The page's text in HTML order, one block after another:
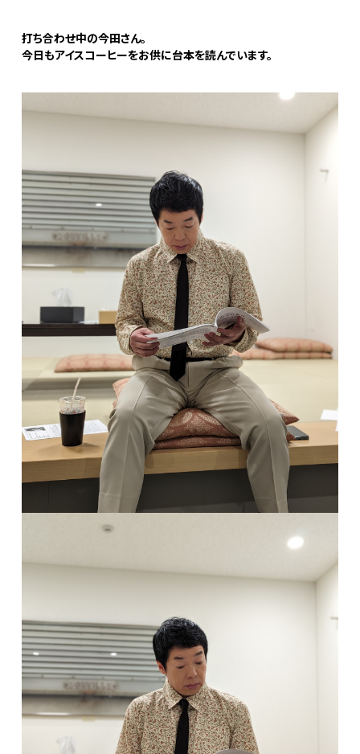
打ち合わせ中の今田さん。
今日もアイスコーヒーをお供に台本を読んでいます。